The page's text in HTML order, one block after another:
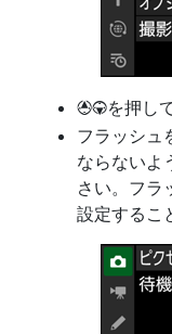
13を押し
フラッシュ
ならないよ
さい。フラ
設定するこ